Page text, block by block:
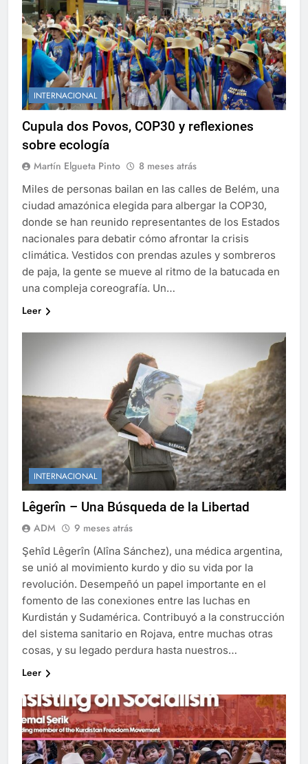
INTERNACIONAL
Cupula dos Povos, COP30 y reflexiones
sobre ecología
Martín Elgueta Pinto 8 meses atrás
Miles de personas bailan en las calles de Belém, una
ciudad amazónica elegida para albergar la COP30,
donde se han reunido representantes de los Estados
nacionales para debatir cómo afrontar la crisis
climática. Vestidos con prendas azules y sombreros
de paja, la gente se mueve al ritmo de la batucada en
una compleja coreografía. Un…
Leer
INTERNACIONAL
Lêgerîn – Una Búsqueda de la Libertad
ADM 9 meses atrás
Şehîd Lêgerîn (Alîna Sánchez), una médica argentina,
se unió al movimiento kurdo y dio su vida por la
revolución. Desempeñó un papel importante en el
fomento de las conexiones entre las luchas en
Kurdistán y Sudamérica. Contribuyó a la construcción
del sistema sanitario en Rojava, entre muchas otras
cosas, y su legado perdura hasta nuestros…
Leer